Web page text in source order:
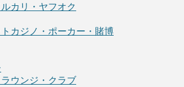
カリ・ヤフオク
カジノ・ポーカー・賭博
ウンジ・クラブ